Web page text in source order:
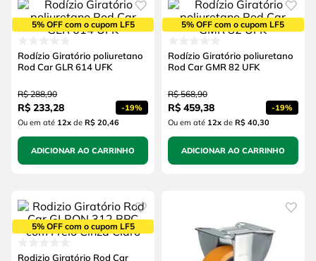
5% OFF com o cupom LF5
Rodízio Giratório poliuretano
Rod Car GLR 614 UFK
R$ 288,90
R$ 233,28 -19%
Ou em até 12xde R$ 20,46
ADICIONAR AO CARRINHO
5% OFF com o cupom LF5
Rodízio Giratório poliuretano
Rod Car GMR 82 UFK
R$ 568,90
R$ 459,38 -19%
Ou em até 12xde R$ 40,30
ADICIONAR AO CARRINHO
5% OFF com o cupom LF5
Rodizio Giratório Rod Car